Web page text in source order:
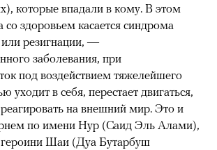
которые впадали в кому. В этом
со здоровьем касается синдрома
или резигнации, —
заболевания, при
под воздействием тяжелейшего
уходит в себя, перестает двигаться,
реагировать на внешний мир. Это и
по имени Нур (Саид Эль Алами),
героини Шаи (Дуа Бутарбуш